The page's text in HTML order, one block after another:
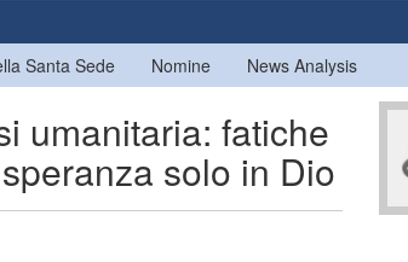
Santa Sede Nomine News Analysis
umanitaria: fatiche
solo in Dio